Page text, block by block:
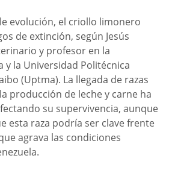
evolución, el criollo limonero
de extinción, según Jesús
y profesor en la
y la Universidad Politécnica
(Uptma). La llegada de razas
producción de leche y carne ha
su supervivencia, aunque
esta raza podría ser clave frente
agrava las condiciones